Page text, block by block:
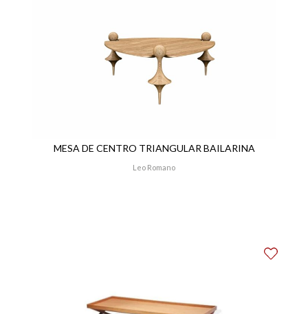
MESA DE CENTRO TRIANGULAR BAILARINA
Leo Romano